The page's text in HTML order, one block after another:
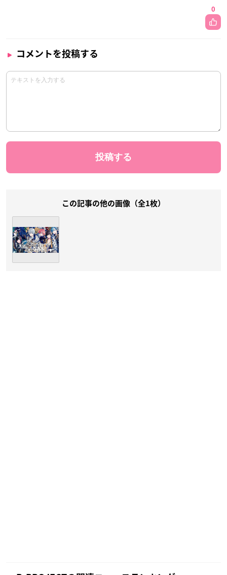
0
コメントを投稿する
この記事の他の画像（全1枚）